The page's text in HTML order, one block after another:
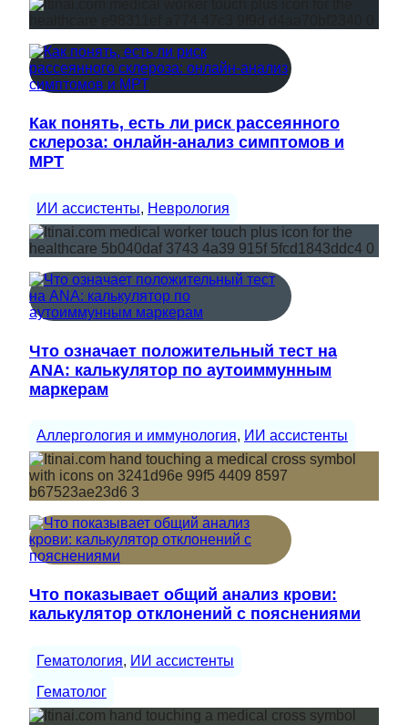
Как понять, есть ли риск рассеянного
склероза: онлайн-анализ симптомов и
МРТ
ИИ ассистенты, Неврология
Что означает положительный тест на
ANA: калькулятор по аутоиммунным
маркерам
Аллергология и иммунология, ИИ ассистенты
Что показывает общий анализ крови:
калькулятор отклонений с пояснениями
Гематология, ИИ ассистенты
Гематолог